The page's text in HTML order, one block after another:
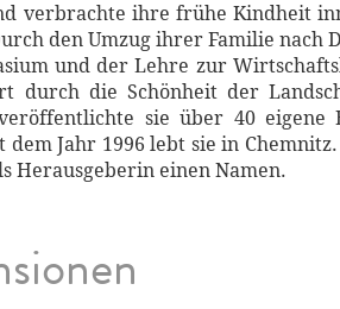
verbrachte ihre frühe Kindheit
den Umzug ihrer Familie nach
und der Lehre zur
durch die Schönheit der
sie über 40 eigene
Jahr 1996 lebt sie in
Herausgeberin einen Namen.